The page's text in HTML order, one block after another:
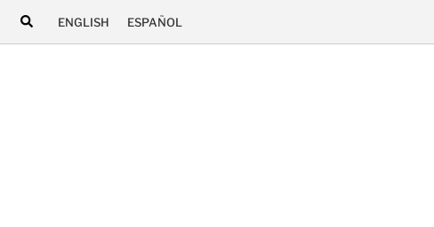
ENGLISH ESPAÑOL